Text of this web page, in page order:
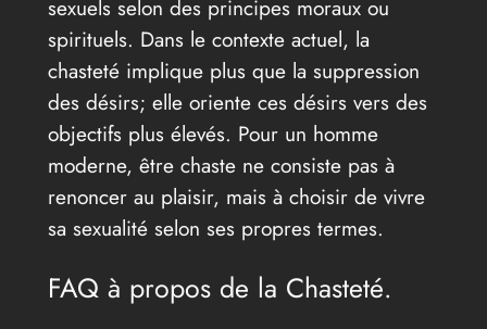
sexuels selon des principes moraux ou
spirituels. Dans le contexte actuel, la
chasteté implique plus que la suppression
des désirs; elle oriente ces désirs vers des
objectifs plus élevés. Pour un homme
moderne, être chaste ne consiste pas à
renoncer au plaisir, mais à choisir de vivre
sa sexualité selon ses propres termes.
FAQ à propos de la Chasteté.